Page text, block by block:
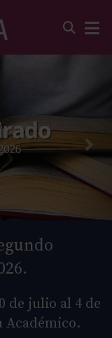
de julio al 4 de
Académico.